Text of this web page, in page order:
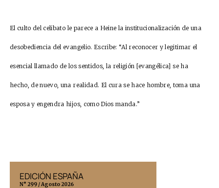
El culto del celibato le parece a Heine la institucionalización de una
desobediencia del evangelio. Escribe: “Al reconocer y legitimar el
esencial llamado de los sentidos, la religión [evangélica] se ha
hecho, de nuevo, una realidad. El cura se hace hombre, toma una
esposa y engendra hijos, como Dios manda.”
EDICIÓN ESPAÑA
N° 299 / Agosto 2026